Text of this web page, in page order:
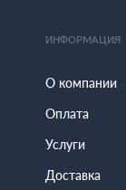
ИНФОРМАЦИЯ
О компании
Оплата
Услуги
Доставка